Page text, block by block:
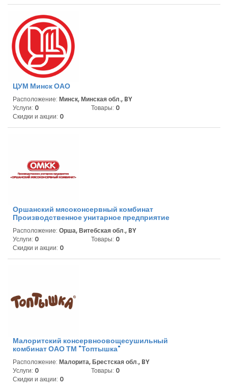
ЦУМ Минск ОАО
Расположение: Минск, Минская обл., BY
Услуги: 0 Товары: 0
Скидки и акции: 0
Оршанский мясоконсервный комбинат
Производственное унитарное предприятие
Расположение: Орша, Витебская обл., BY
Услуги: 0 Товары: 0
Скидки и акции: 0
Малоритский консервноовощесушильный
комбинат ОАО ТМ "Топтышка"
Расположение: Малорита, Брестская обл., BY
Услуги: 0 Товары: 0
Скидки и акции: 0